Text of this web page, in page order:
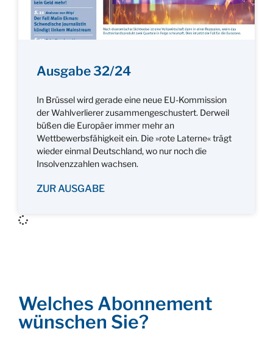
Ausgabe 32/24
In Brüssel wird gerade eine neue EU-Kommission
der Wahlverlierer zusammengeschustert. Derweil
büßen die Europäer immer mehr an
Wettbewerbsfähigkeit ein. Die »rote Laterne« trägt
wieder einmal Deutschland, wo nur noch die
Insolvenzzahlen wachsen.
ZUR AUSGABE
Welches Abonnement
wünschen Sie?